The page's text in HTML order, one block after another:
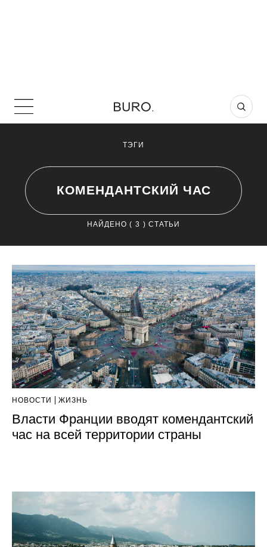
ТЭГИ
КОМЕНДАНТСКИЙ ЧАС
НАЙДЕНО ( 3 ) СТАТЬИ
НОВОСТИ ЖИЗНЬ
Власти Франции вводят комендантский
час на всей территории страны